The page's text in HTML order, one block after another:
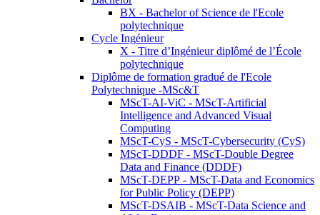
BX - Bachelor of Science de l'Ecole
polytechnique
Cycle Ingénieur
X - Titre d’Ingénieur diplômé de l’École
polytechnique
Diplôme de formation gradué de l'Ecole
Polytechnique -MSc&T
MScT-AI-ViC - MScT-Artificial
Intelligence and Advanced Visual
Computing
MScT-CyS - MScT-Cybersecurity (CyS)
MScT-DDDF - MScT-Double Degree
Data and Finance (DDDF)
MScT-DEPP - MScT-Data and Economics
for Public Policy (DEPP)
MScT-DSAIB - MScT-Data Science and